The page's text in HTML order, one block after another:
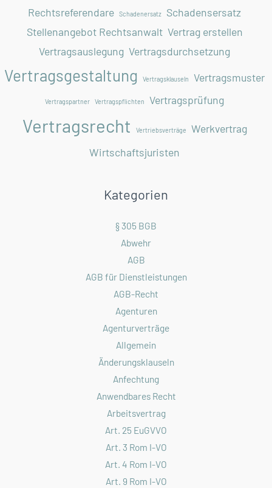
Rechtsreferendare
Schadenersatz
Schadensersatz
Stellenangebot Rechtsanwalt Vertrag erstellen
Vertragsauslegung Vertragsdurchsetzung
Vertragsgestaltung Vertragsklauseln Vertragsmuster
Vertragspartner Vertragspflichten Vertragsprüfung
Vertragsrecht Vertriebsverträge
Werkvertrag
Wirtschaftsjuristen
Kategorien
§ 305 BGB
Abwehr
AGB
AGB für Dienstleistungen
AGB-Recht
Agenturen
Agenturverträge
Allgemein
Änderungsklauseln
Anfechtung
Anwendbares Recht
Arbeitsvertrag
Art. 25 EuGVVO
Art. 3 Rom I-VO
Art. 4 Rom I-VO
Art. 9 Rom I-VO